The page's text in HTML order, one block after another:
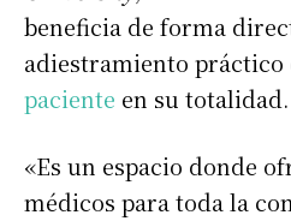
beneficia de forma
adiestramiento práctico
paciente en su totalidad.
«Es un espacio donde
médicos para toda la